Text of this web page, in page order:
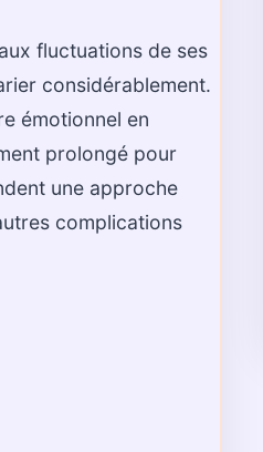
fluctuations de ses
considérablement.
émotionnel en
prolongé pour
une approche
complications